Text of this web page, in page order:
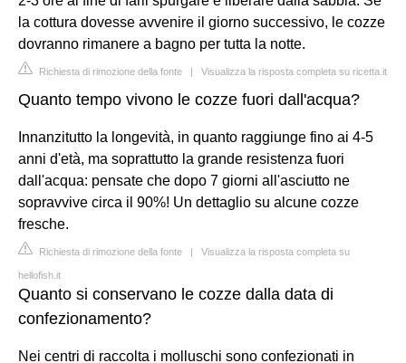
la cottura dovesse avvenire il giorno successivo, le cozze
dovranno rimanere a bagno per tutta la notte.
Richiesta di rimozione della fonte | Visualizza la risposta completa su ricetta.it
Quanto tempo vivono le cozze fuori dall'acqua?
Innanzitutto la longevità, in quanto raggiunge fino ai 4-5
anni d'età, ma soprattutto la grande resistenza fuori
dall'acqua: pensate che dopo 7 giorni all'asciutto ne
sopravvive circa il 90%! Un dettaglio su alcune cozze
fresche.
Richiesta di rimozione della fonte | Visualizza la risposta completa su
hellofish.it
Quanto si conservano le cozze dalla data di
confezionamento?
Nei centri di raccolta i molluschi sono confezionati in